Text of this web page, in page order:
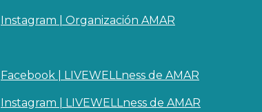
Instagram | Organización AMAR
Facebook | LIVEWELLness de AMAR
Instagram | LIVEWELLness de AMAR